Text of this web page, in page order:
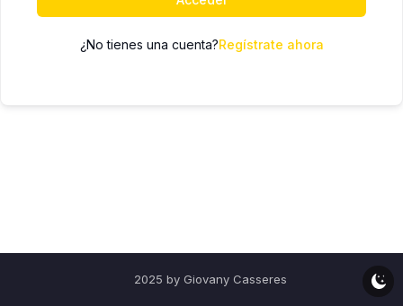
¿No tienes una cuenta?Regístrate ahora
2025 by Giovany Casseres